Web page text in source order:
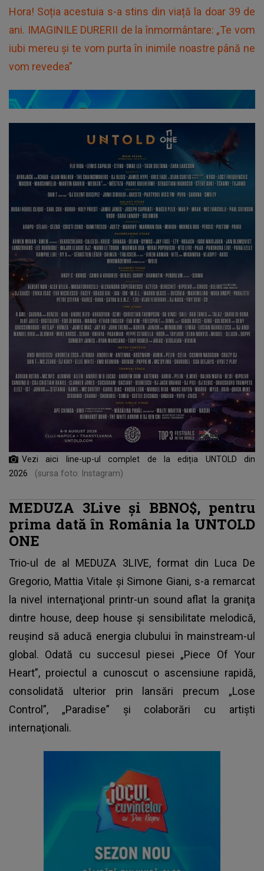
Hora! Soția acestuia s-a stins din viață la doar 39 de
ani. IMAGINILE DURERII de la înmormântare: „Te vom
iubi mereu și te vom purta în inimile noastre până ne
vom revedea”
Vezi aici line-up-ul complet de la ediția UNTOLD din
2026
(sursa foto: Instagram)
MEDUZA 3Live şi BBNO$, pentru
prima dată în România la UNTOLD
ONE
Trio-ul de al MEDUZA 3LIVE, format din Luca De
Gregorio, Mattia Vitale şi Simone Giani, s-a remarcat
la nivel internaţional
printr-un sound aflat la graniţa
dintre house, deep house şi sensibilitate melodică,
reuşind să aducă energia clubului în mainstream-ul
global. Odată cu succesul piesei „Piece Of Your
Heart”, proiectul a cunoscut o ascensiune rapidă,
consolidată ulterior prin lansări precum „Lose
Control”, „Paradise” şi colaborări cu artişti
internaţionali.